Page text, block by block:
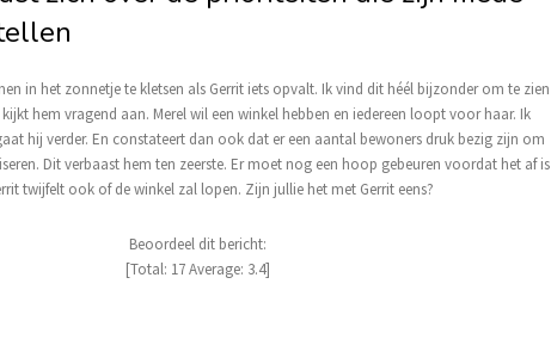
in het zonnetje te kletsen als Gerrit iets opvalt. Ik vind dit héél bijzonder om te zien
hem vragend aan. Merel wil een winkel hebben en iedereen loopt voor haar. Ik
hij verder. En constateert dan ook dat er een aantal bewoners druk bezig zijn om
Dit verbaast hem ten zeerste. Er moet nog een hoop gebeuren voordat het af is
twijfelt ook of de winkel zal lopen. Zijn jullie het met Gerrit eens?
Beoordeel dit bericht:
[Total: 17Average: 3.4]